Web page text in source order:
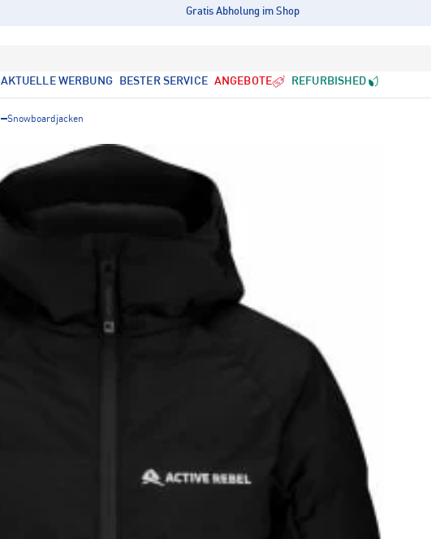
Gratis Abholung im Shop
AKTUELLE WERBUNG BESTER SERVICE ANGEBOTE REFURBISHED
Snowboardjacken